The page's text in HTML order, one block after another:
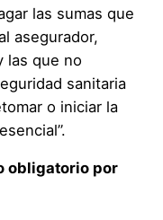
las sumas que
asegurador,
las que no
sanitaria
o iniciar la
obligatorio por